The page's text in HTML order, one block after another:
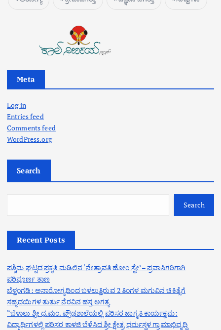
Meta
Log in
Entries feed
Comments feed
WordPress.org
Search
Search
Recent Posts
ಪಶ್ಚಿಮ ಘಟ್ಟದ ಪ್ರಕೃತಿ ಮಡಿಲಿನ ‘ನೇತ್ರಾವತಿ ಹೋಂ ಸ್ಟೇ’ – ಪ್ರವಾಸಿಗರಿಗಾಗಿ
ಪರಿಪೂರ್ಣ ತಾಣ
ಬೆಳ್ತಂಗಡಿ: ಅನಾರೋಗ್ಯದಿಂದ ಬಳಲುತ್ತಿರುವ 2 ತಿಂಗಳ ಮಗುವಿನ ಚಿಕಿತ್ಸೆಗೆ
ಸಹೃದಯಿಗಳ ತುರ್ತು ನೆರವಿನ ಹಸ್ತ ಅಗತ್ಯ
“ಬೆಳಾಲು ಶ್ರೀ ಧ.ಮಂ. ಪ್ರೌಢಶಾಲೆಯಲ್ಲಿ ಪರಿಸರ ಜಾಗೃತಿ ಕಾರ್ಯಕ್ರಮ:
ವಿದ್ಯಾರ್ಥಿಗಳಲ್ಲಿ ಪರಿಸರ ಕಾಳಜಿ ಬೆಳೆಸಿದ ಶ್ರೀ ಕ್ಷೇತ್ರ ಧರ್ಮಸ್ಥಳ ಗ್ರಾಮಾಭಿವೃದ್ಧಿ